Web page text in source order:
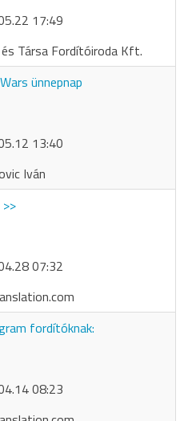
17:49
Társa Fordítóiroda Kft.
ünnepnap
13:40
Iván
07:32
fordítóknak:
08:23